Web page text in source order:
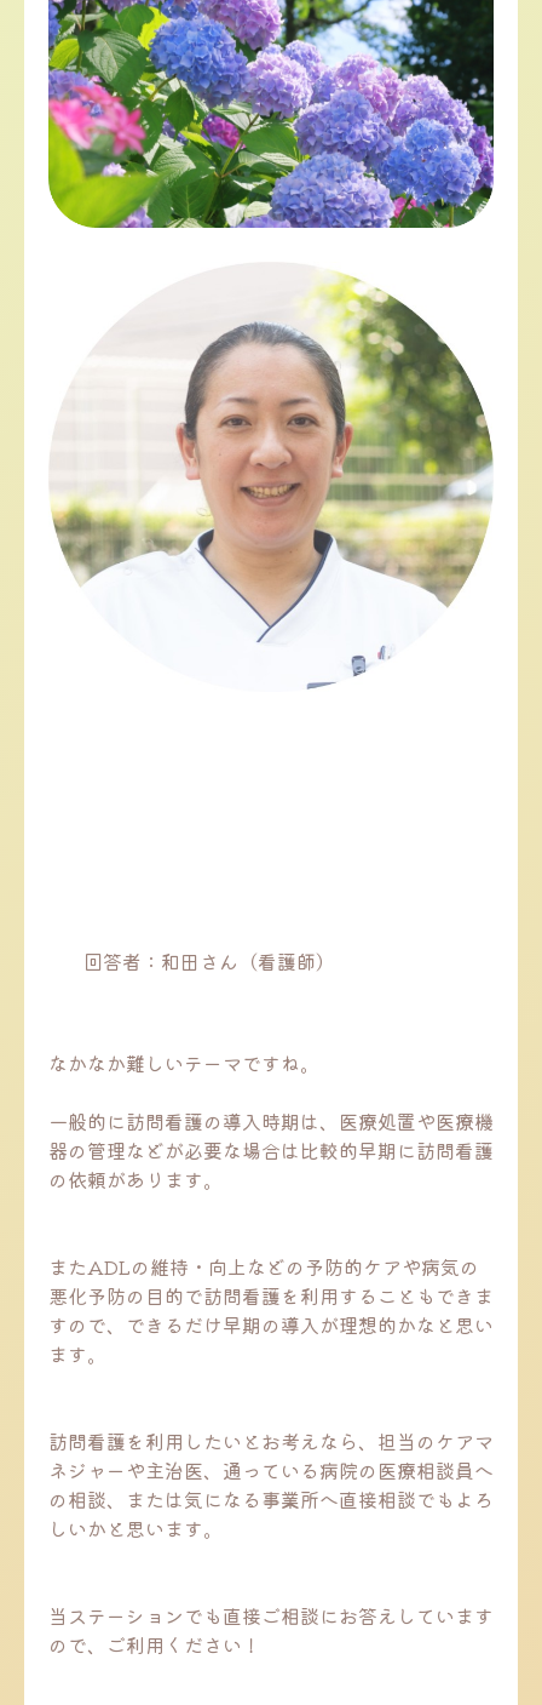
回答者：和田さん（看護師）
なかなか難しいテーマですね。
一般的に訪問看護の導入時期は、医療処置や医療機
器の管理などが必要な場合は比較的早期に訪問看護
の依頼があります。
またADLの維持・向上などの予防的ケアや病気の
悪化予防の目的で訪問看護を利用することもできま
すので、できるだけ早期の導入が理想的かなと思い
ます。
訪問看護を利用したいとお考えなら、担当のケアマ
ネジャーや主治医、通っている病院の医療相談員へ
の相談、または気になる事業所へ直接相談でもよろ
しいかと思います。
当ステーションでも直接ご相談にお答えしています
ので、ご利用ください！